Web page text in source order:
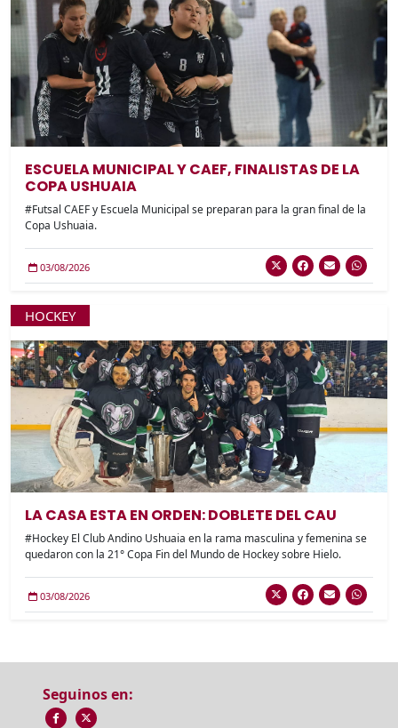
ESCUELA MUNICIPAL Y CAEF, FINALISTAS DE LA
COPA USHUAIA
#Futsal CAEF y Escuela Municipal se preparan para la gran final de la
Copa Ushuaia.
03/08/2026
HOCKEY
LA CASA ESTA EN ORDEN: DOBLETE DEL CAU
#Hockey El Club Andino Ushuaia en la rama masculina y femenina se
quedaron con la 21° Copa Fin del Mundo de Hockey sobre Hielo.
03/08/2026
Seguinos en: